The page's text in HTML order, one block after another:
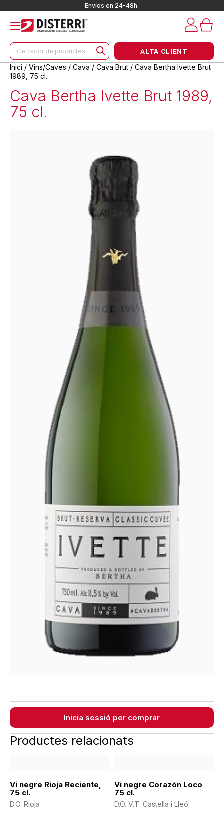
Envíos en 24-48h.
Products
search
ALTA CLIENT
Inici / Vins/Caves / Cava / Cava Brut / Cava Bertha Ivette Brut
1989, 75 cl.
Cava Bertha Ivette Brut 1989,
75 cl.
Inicia sessió per comprar
Productes relacionats
Vi negre Rioja Reciente,
75 cl.
D.O. Rioja
Vi negre Corazón Loco
75 cl.
D.O. V.T. Castella i Lleó